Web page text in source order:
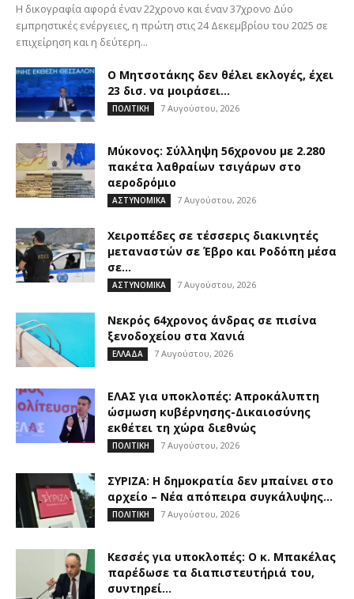
Η δικογραφία αφορά έναν 22χρονο και έναν 37χρονο Δύο
εμπρηστικές ενέργειες, η πρώτη στις 24 Δεκεμβρίου του 2025 σε
επιχείρηση και η δεύτερη...
Ο Μητσοτάκης δεν θέλει εκλογές, έχει
23 δισ. να μοιράσει…
ΠΟΛΙΤΙΚΗ 7 Αυγούστου, 2026
Μύκονος: Σύλληψη 56χρονου με 2.280
πακέτα λαθραίων τσιγάρων στο
αεροδρόμιο
ΑΣΤΥΝΟΜΙΚΑ 7 Αυγούστου, 2026
Χειροπέδες σε τέσσερις διακινητές
μεταναστών σε Έβρο και Ροδόπη μέσα
σε...
ΑΣΤΥΝΟΜΙΚΑ 7 Αυγούστου, 2026
Νεκρός 64χρονος άνδρας σε πισίνα
ξενοδοχείου στα Χανιά
ΕΛΛΑΔΑ 7 Αυγούστου, 2026
ΕΛΑΣ για υποκλοπές: Απροκάλυπτη
ώσμωση κυβέρνησης-Δικαιοσύνης
εκθέτει τη χώρα διεθνώς
ΠΟΛΙΤΙΚΗ 7 Αυγούστου, 2026
ΣΥΡΙΖΑ: Η δημοκρατία δεν μπαίνει στο
αρχείο – Νέα απόπειρα συγκάλυψης...
ΠΟΛΙΤΙΚΗ 7 Αυγούστου, 2026
Κεσσές για υποκλοπές: Ο κ. Μπακέλας
παρέδωσε τα διαπιστευτήριά του,
συντηρεί...